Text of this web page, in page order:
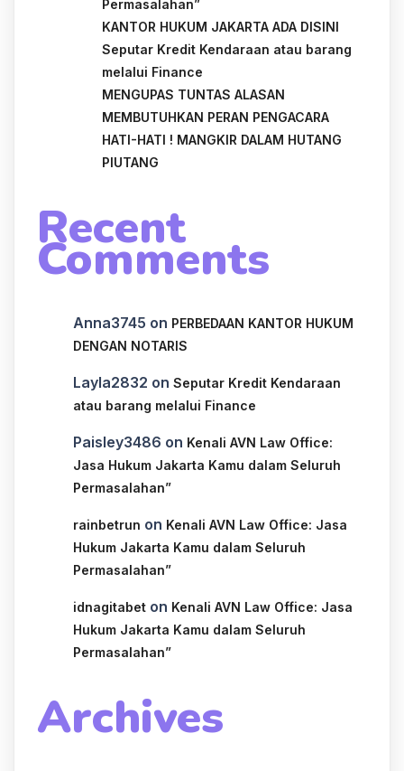
Permasalahan”
KANTOR HUKUM JAKARTA ADA DISINI
Seputar Kredit Kendaraan atau barang
melalui Finance
MENGUPAS TUNTAS ALASAN
MEMBUTUHKAN PERAN PENGACARA
HATI-HATI ! MANGKIR DALAM HUTANG
PIUTANG
Recent
Comments
Anna3745 on PERBEDAAN KANTOR HUKUM
DENGAN NOTARIS
Layla2832 on Seputar Kredit Kendaraan
atau barang melalui Finance
Paisley3486 on Kenali AVN Law Office:
Jasa Hukum Jakarta Kamu dalam Seluruh
Permasalahan”
rainbetrun on Kenali AVN Law Office: Jasa
Hukum Jakarta Kamu dalam Seluruh
Permasalahan”
idnagitabet on Kenali AVN Law Office: Jasa
Hukum Jakarta Kamu dalam Seluruh
Permasalahan”
Archives